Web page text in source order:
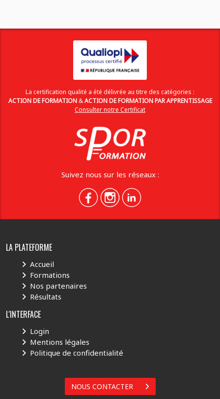
La certification qualité a été délivrée au titre des catégories :
ACTION DE FORMATION&ACTION DE FORMATION PAR APPRENTISSAGE
Consulter notre Certificat
Suivez nous sur les réseaux :
LA PLATEFORME
Accueil
Formations
Nos partenaires
Résultats
L'INTERFACE
Login
Mentions légales
Politique de confidentialité
NOUS CONTACTER